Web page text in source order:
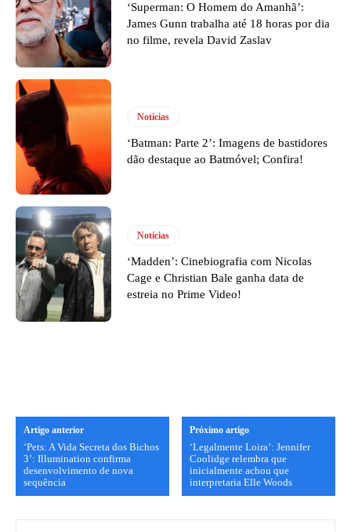
‘Superman: O Homem do Amanhã’:
James Gunn trabalha até 18 horas por dia
no filme, revela David Zaslav
Notícias
‘Batman: Parte 2’: Imagens de bastidores
dão destaque ao Batmóvel; Confira!
Notícias
‘Madden’: Cinebiografia com Nicolas
Cage e Christian Bale ganha data de
estreia no Prime Video!
Artigo anterior
‘Pets: A Vida Secreta dos Bichos
3’: Illumination confirma
desenvolvimento de nova
sequência
Próximo artigo
‘Legalmente Loira’: Jennifer
Coolidge relembra que
inicialmente achou que
interpretaria Elle Woods